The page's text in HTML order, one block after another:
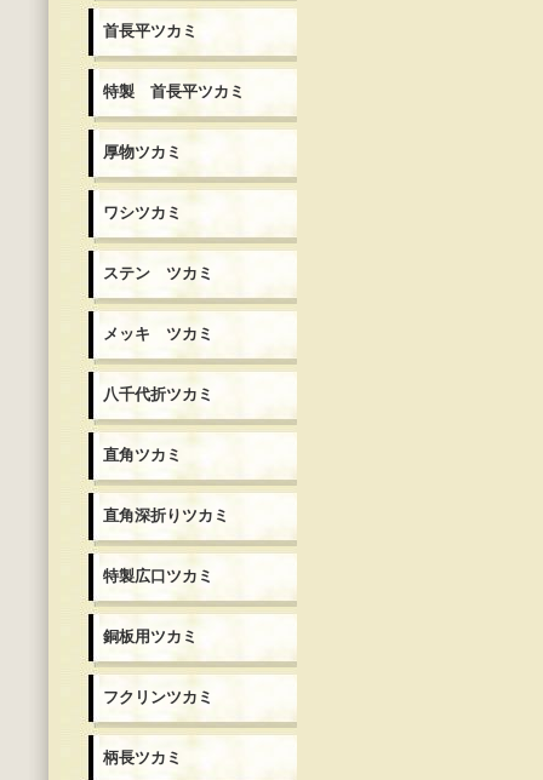
首長平ツカミ
特製 首長平ツカミ
厚物ツカミ
ワシツカミ
ステン ツカミ
メッキ ツカミ
八千代折ツカミ
直角ツカミ
直角深折りツカミ
特製広口ツカミ
銅板用ツカミ
フクリンツカミ
柄長ツカミ